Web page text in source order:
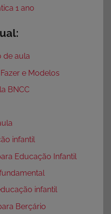
1 ano
de aula
e Modelos
BNCC
infantil
Educação Infantil
infantil
Berçário